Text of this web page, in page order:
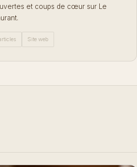
et coups de cœur sur Le
Site web